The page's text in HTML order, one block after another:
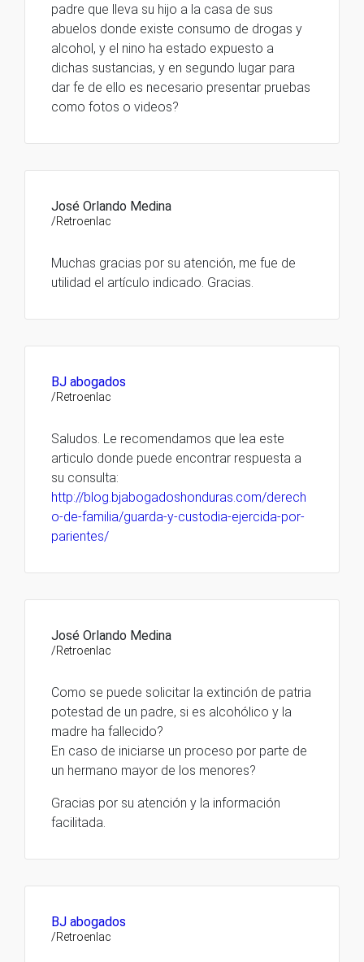
padre que lleva su hijo a la casa de sus
abuelos donde existe consumo de drogas y
alcohol, y el nino ha estado expuesto a
dichas sustancias, y en segundo lugar para
dar fe de ello es necesario presentar pruebas
como fotos o videos?
José Orlando Medina
/Retroenlac
Muchas gracias por su atención, me fue de
utilidad el artículo indicado. Gracias.
BJ abogados
/Retroenlac
Saludos. Le recomendamos que lea este
articulo donde puede encontrar respuesta a
su consulta:
http://blog.bjabogadoshonduras.com/derech
o-de-familia/guarda-y-custodia-ejercida-por-
parientes/
José Orlando Medina
/Retroenlac
Como se puede solicitar la extinción de patria
potestad de un padre, si es alcohólico y la
madre ha fallecido?
En caso de iniciarse un proceso por parte de
un hermano mayor de los menores?
Gracias por su atención y la información
facilitada.
BJ abogados
/Retroenlac